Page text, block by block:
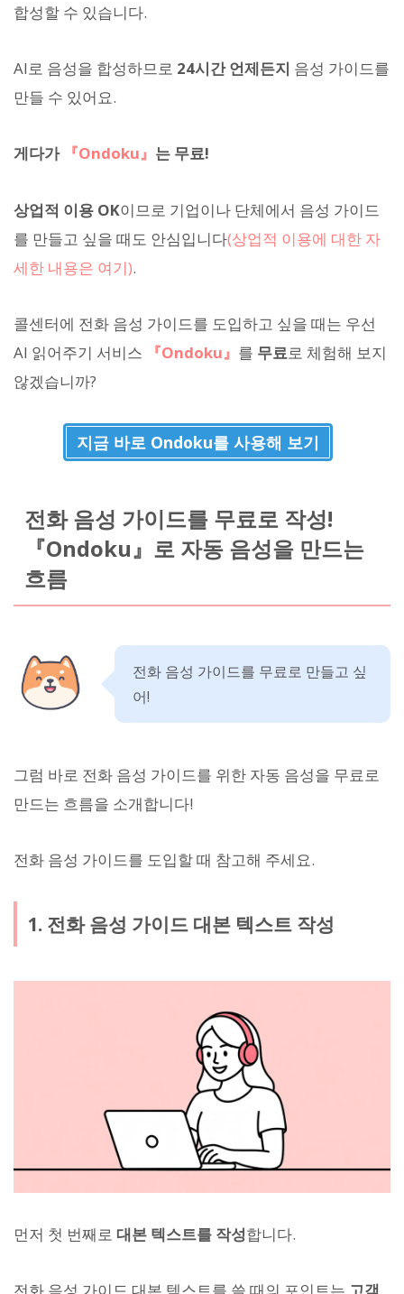
합성할 수 있습니다.
AI로 음성을 합성하므로 24시간 언제든지 음성 가이드를
만들 수 있어요.
게다가 『Ondoku』 는 무료!
상업적 이용 OK이므로 기업이나 단체에서 음성 가이드
를 만들고 싶을 때도 안심입니다(상업적 이용에 대한 자
세한 내용은 여기).
콜센터에 전화 음성 가이드를 도입하고 싶을 때는 우선
AI 읽어주기 서비스
『Ondoku』 를 무료로 체험해 보지
않겠습니까?
지금 바로 Ondoku를 사용해 보기
전화 음성 가이드를 무료로 작성!
『Ondoku』로 자동 음성을 만드는
흐름
전화 음성 가이드를 무료로 만들고 싶
어!
그럼 바로 전화 음성 가이드를 위한 자동 음성을 무료로
만드는 흐름을 소개합니다!
전화 음성 가이드를 도입할 때 참고해 주세요.
1. 전화 음성 가이드 대본 텍스트 작성
먼저 첫 번째로 대본 텍스트를 작성합니다.